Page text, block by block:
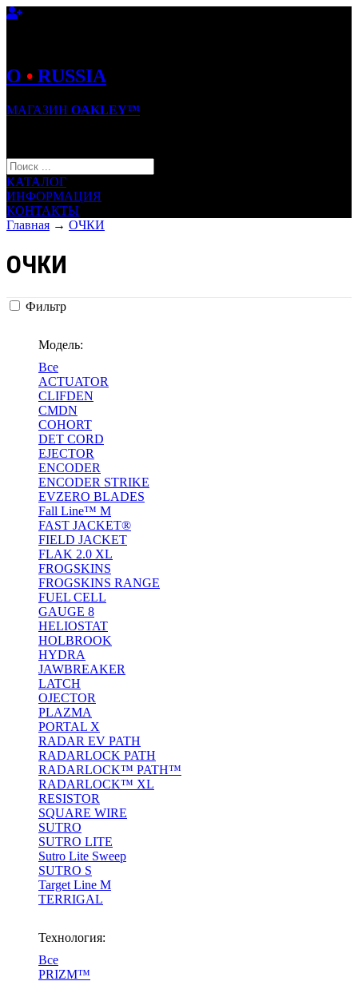
O • RUSSIA
МАГАЗИН OAKLEY™
КАТАЛОГ
ИНФОРМАЦИЯ
КОНТАКТЫ
Главная → ОЧКИ
ОЧКИ
Фильтр
Модель:
Все
ACTUATOR
CLIFDEN
CMDN
COHORT
DET CORD
EJECTOR
ENCODER
ENCODER STRIKE
EVZERO BLADES
Fall Line™ M
FAST JACKET®
FIELD JACKET
FLAK 2.0 XL
FROGSKINS
FROGSKINS RANGE
FUEL CELL
GAUGE 8
HELIOSTAT
HOLBROOK
HYDRA
JAWBREAKER
LATCH
OJECTOR
PLAZMA
PORTAL X
RADAR EV PATH
RADARLOCK PATH
RADARLOCK™ PATH™
RADARLOCK™ XL
RESISTOR
SQUARE WIRE
SUTRO
SUTRO LITE
Sutro Lite Sweep
SUTRO S
Target Line M
TERRIGAL
Технология:
Все
PRIZM™